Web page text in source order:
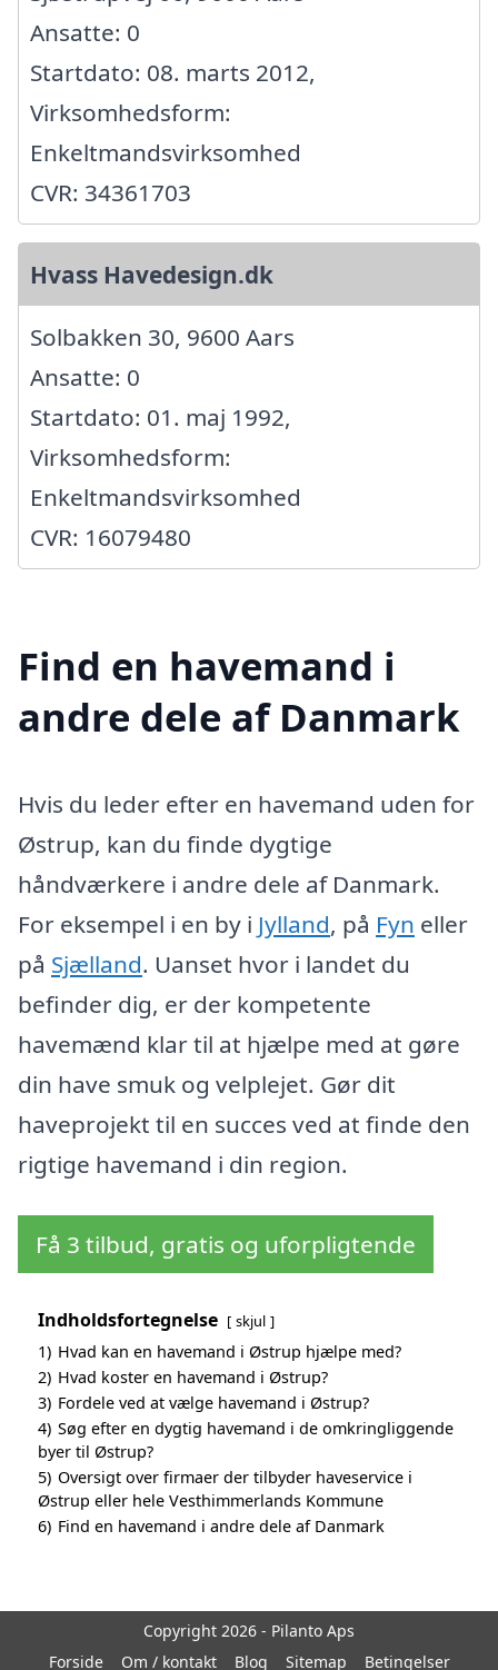
Ansatte: 0
Startdato: 08. marts 2012,
Virksomhedsform:
Enkeltmandsvirksomhed
CVR: 34361703
Hvass Havedesign.dk
Solbakken 30, 9600 Aars
Ansatte: 0
Startdato: 01. maj 1992,
Virksomhedsform:
Enkeltmandsvirksomhed
CVR: 16079480
Find en havemand i
andre dele af Danmark
Hvis du leder efter en havemand uden for
Østrup, kan du finde dygtige
håndværkere i andre dele af Danmark.
For eksempel i en by i Jylland, på Fyn eller
på Sjælland. Uanset hvor i landet du
befinder dig, er der kompetente
havemænd klar til at hjælpe med at gøre
din have smuk og velplejet. Gør dit
haveprojekt til en succes ved at finde den
rigtige havemand i din region.
Få 3 tilbud, gratis og uforpligtende
Indholdsfortegnelse skjul
1) Hvad kan en havemand i Østrup hjælpe med?
2) Hvad koster en havemand i Østrup?
3) Fordele ved at vælge havemand i Østrup?
4) Søg efter en dygtig havemand i de omkringliggende
byer til Østrup?
5) Oversigt over firmaer der tilbyder haveservice i
Østrup eller hele Vesthimmerlands Kommune
6) Find en havemand i andre dele af Danmark
Copyright 2026 - Pilanto Aps
Forside
Om / kontakt Blog Sitemap Betingelser